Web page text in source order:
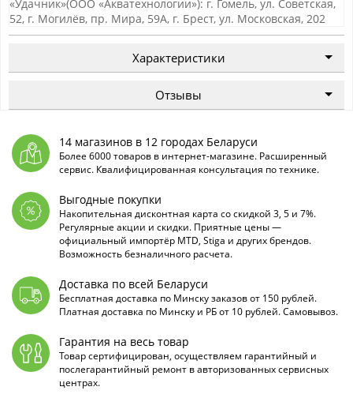
«Удачник»(ООО «Акватехнологии»): г. Гомель, ул. Советская,
52, г. Могилёв, пр. Мира, 59А, г. Брест, ул. Московская, 202
Характеристики
Отзывы
14 магазинов в 12 городах Беларуси
Более 6000 товаров в интернет-магазине. Расширенный
сервис. Квалифицированная консультация по технике.
Выгодные покупки
Накопительная дисконтная карта со скидкой 3, 5 и 7%.
Регулярные акции и скидки. Приятные цены —
официальный импортёр MTD, Stiga и других брендов.
Возможность безналичного расчета.
Доставка по всей Беларуси
Бесплатная доставка по Минску заказов от 150 рублей.
Платная доставка по Минску и РБ от 10 рублей. Самовывоз.
Гарантия на весь товар
Товар сертифицирован, осуществляем гарантийный и
послегарантийный ремонт в авторизованных сервисных
центрах.